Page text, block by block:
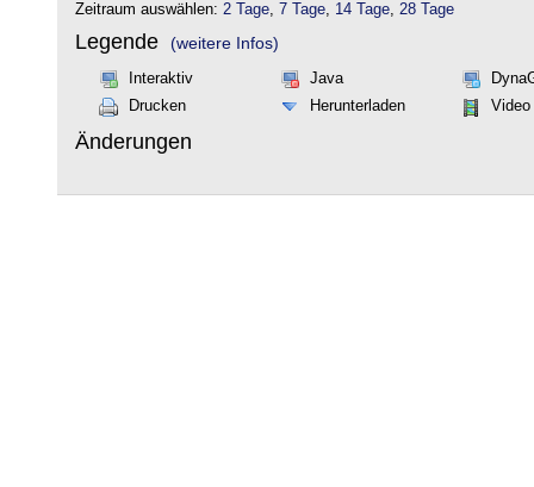
Zeitraum auswählen: 2 Tage, 7 Tage, 14 Tage, 28 Tage
Legende (weitere Infos)
Interaktiv Java
Drucken
Herunterladen Video
Änderungen